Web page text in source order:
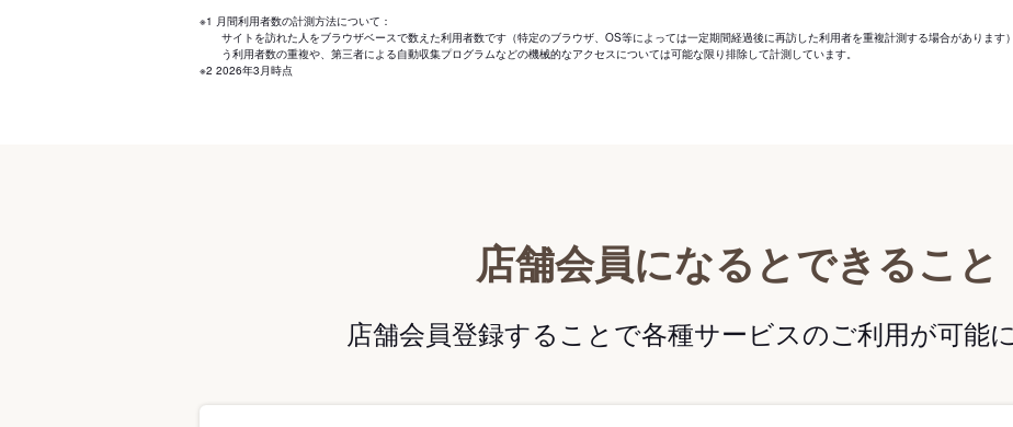
※1 月間利用者数の計測方法について：
サイトを訪れた人をブラウザベースで数えた利用者数です（特定のブラウザ、OS等によっては一定期間経過後に再訪した利用者を重複計測する場合がありま
う利用者数の重複や、第三者による自動収集プログラムなどの機械的なアクセスについては可能な限り排除して計測しています。
※2 2026年3月時点
店舗会員になるとできること
店舗会員登録することで各種サービスのご利用が可能